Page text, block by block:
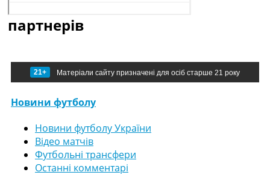
партнерів
21+ Матеріали сайту призначені для осіб старше 21 року
Новини футболу
Новини футболу України
Відео матчів
Футбольні трансфери
Останні комментарі